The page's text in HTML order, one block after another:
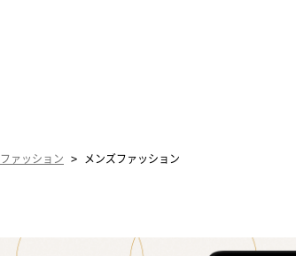
ファッション > メンズファッション